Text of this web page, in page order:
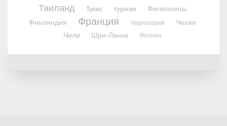
Таиланд Тунис туризм
Филиппины
Финляндия
Франция Черногория
Чехия
Чили
Шри-Ланка Япония